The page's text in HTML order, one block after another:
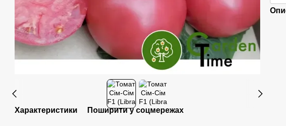
Характеристики Поширити у соцмережах